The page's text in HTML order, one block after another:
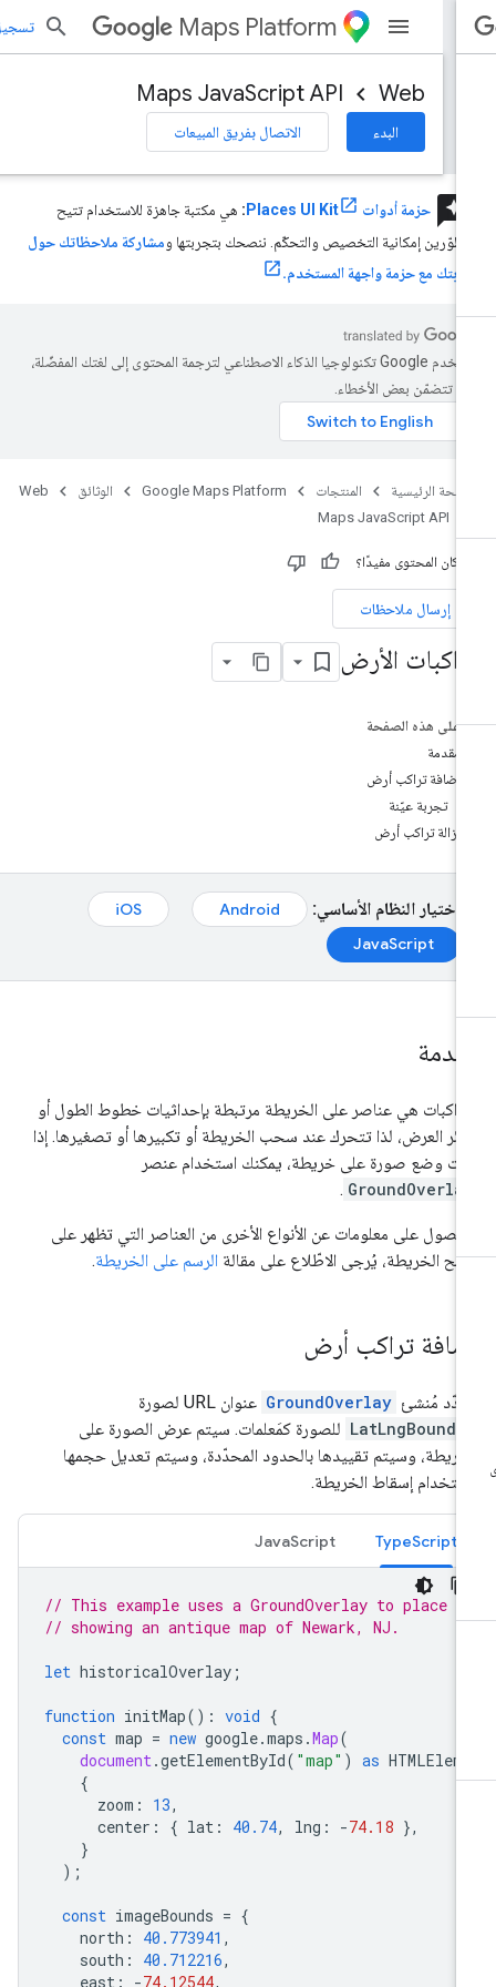
Maps Platform تسجيل
Web
Maps JavaScript API
الاتصال بفريق المبيعات
حزمة أدوات Places UI Kit :هي مكتبة جاهزة للاستخدام تتيح
إمكانية التخصيص والتحكّم. ننصحك بتجربتها ومشاركة ملاحظاتك حول
مع حزمة واجهة المستخدم.
تستخدم Google تكنولوجيا الذكاء الاصطناعي لترجمة المحتوى إلى لغتك المفضّلة،
تتضمّن بعض الأخطاء.
الرئيسية المنتجات Google Maps Platform الوثائق
Web
Maps JavaScript API
كان المحتوى مفيدًا؟
إرسال ملاحظات
الأرض
على هذه الصفحة
مقدمة
إضافة تراكب أرض
تجربة عيّنة
إزالة تراكب أرض
اختيار النظام الأساسي: Android
iOS
JavaScript
هي عناصر على الخريطة مرتبطة بإحداثيات خطوط الطول أو
العرض، لذا تتحرك عند سحب الخريطة أو تكبيرها أو تصغيرها. إذا
وضع صورة على خريطة، يمكنك استخدام عنصر
.
على معلومات عن الأنواع الأخرى من العناصر التي تظهر على
الخريطة، يُرجى الاطّلاع على مقالةالرسم على الخريطة .
تراكب أرض
مُنشئ GroundOverlay
عنوان URL لصورة
LatLngBounds للصورة كمَعلمات. سيتم عرض الصورة على
وسيتم تقييدها بالحدود المحدّدة، وسيتم تعديل حجمها
إسقاط الخريطة.
TypeScript
JavaScript
// This example uses a GroundOverlay to place
// showing an antique map of Newark, NJ.
let historicalOverlay
function initMap (): void
const
map = new google.maps.Map
document.getElementById("map") as
zoom:
center
{ lat: 40.74, lng: - 74.18
const imageBounds
north: 40.773941
south: 40.712216
east: - 74.12544